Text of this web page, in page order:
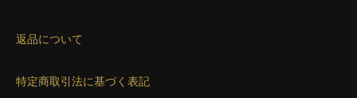
返品について
特定商取引法に基づく表記